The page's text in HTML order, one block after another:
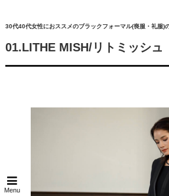
Menu
30代40代女性におススメのブラックフォーマル(喪服・礼服)
01.LITHE MISH/リトミッシュ